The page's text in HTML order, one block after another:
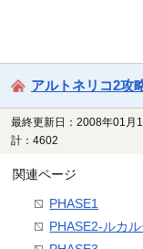
アルトネリコ2攻
最終更新日：2008年01月
計：4602
関連ページ
PHASE1
PHASE2-ルカル